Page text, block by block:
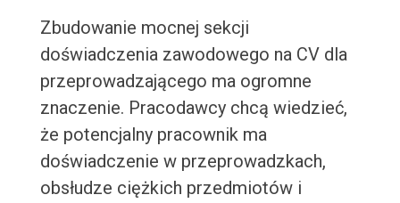
Zbudowanie mocnej sekcji
doświadczenia zawodowego na CV dla
przeprowadzającego ma ogromne
znaczenie. Pracodawcy chcą wiedzieć,
że potencjalny pracownik ma
doświadczenie w przeprowadzkach,
obsłudze ciężkich przedmiotów i